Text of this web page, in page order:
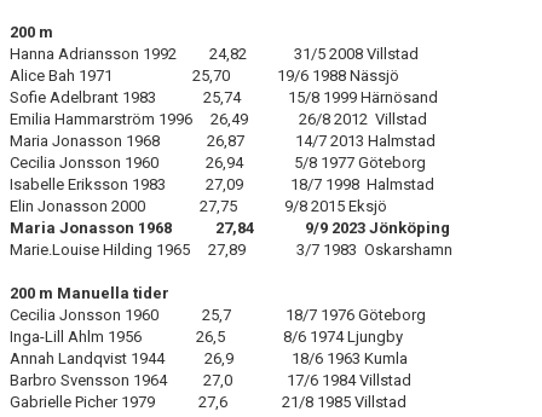
BANREKORD
WSK-SPELSREKORD
RESULTAT
SMÅLANDSSTATISTIK
VETERANREKORD FÖR WSK
ARKIV
200 m
Hanna Adriansson 1992 24,82 31/5 2008 Villstad
Alice Bah 1971 25,70 19/6 1988 Nässjö
Sofie Adelbrant 1983 25,74 15/8 1999 Härnösand
Emilia Hammarström 1996 26,49 26/8 2012 Villstad
Maria Jonasson 1968 26,87 14/7 2013 Halmstad
Cecilia Jonsson 1960 26,94 5/8 1977 Göteborg
Isabelle Eriksson 1983 27,09 18/7 1998 Halmstad
Elin Jonasson 2000 27,75 9/8 2015 Eksjö
Maria Jonasson 1968 27,84 9/9 2023 Jönköping
Marie.Louise Hilding 1965 27,89 3/7 1983 Oskarshamn
200 m Manuella tider
Cecilia Jonsson 1960 25,7 18/7 1976 Göteborg
Inga-Lill Ahlm 1956 26,5 8/6 1974 Ljungby
Annah Landqvist 1944 26,9 18/6 1963 Kumla
Barbro Svensson 1964 27,0 17/6 1984 Villstad
Gabrielle Picher 1979 27,6 21/8 1985 Villstad